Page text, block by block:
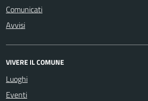
Comunicati
Avvisi
VIVERE IL COMUNE
Luoghi
Eventi